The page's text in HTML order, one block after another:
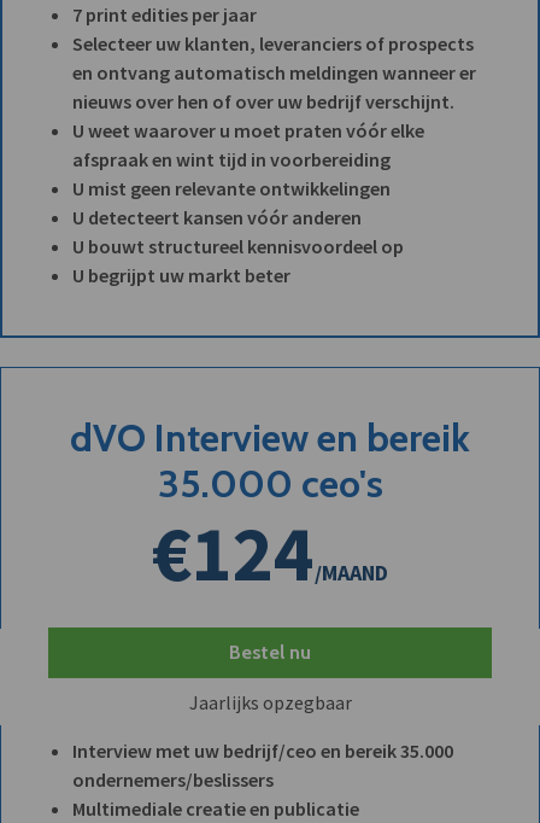
7 print edities per jaar
Selecteer uw klanten, leveranciers of prospects
en ontvang automatisch meldingen wanneer er
nieuws over hen of over uw bedrijf verschijnt.
U weet waarover u moet praten vóór elke
afspraak en wint tijd in voorbereiding
U mist geen relevante ontwikkelingen
U detecteert kansen vóór anderen
U bouwt structureel kennisvoordeel op
U begrijpt uw markt beter
dVO Interview en bereik
35.000 ceo's
€124/MAAND
Bestel nu
Jaarlijks opzegbaar
Interview met uw bedrijf/ceo en bereik 35.000
ondernemers/beslissers
Multimediale creatie en publicatie